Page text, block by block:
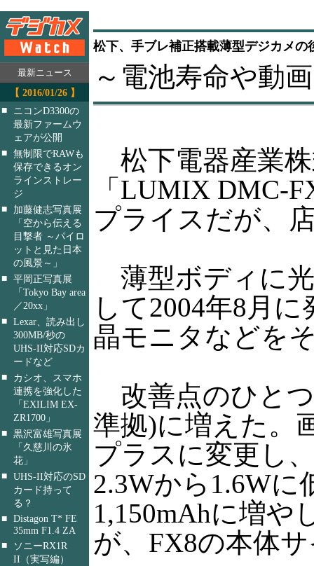
最新ニュース
【 2016/01/26 】
■
ニコンD3300の
最新ファームウ
ェアが公開
■ 無制限でRAWも
保存できるオン
ラインストレー
ジ
■
加藤健志写真展
「空から伝える
目撃者 ～パイロ
ットと見た日本
の風景～」
■ 平岡正写真展
「Tokyo Bay area
／20xx」
■ Lexar、読み出し
300MB/秒の
UHS-II対応SDカ
ードなど
■
カシオ、スマホ
連携を強化した
「EXILIM EX-
ZR1700」
■ 黒沢富雄写真展
「久慈川の氷
花」
■ UHS-II対応のSD
カード持って
る？
■ Distagon T* FE
35mm F1.4 ZA
■
ソニーRX1R
II（実写編）
松下、手ブレ補正搭載薄型デジカメの
～電池寿命や動
松下電器産業
「LUMIX DMC-
プライスだが、
薄型ボディに
して2004年8月
晶モニタなどを
改善点のひとつ
準拠)に増えた。
プラスに変更し
2.3Wから1.6Wに
1,150mAhに増
が、FX8の本体